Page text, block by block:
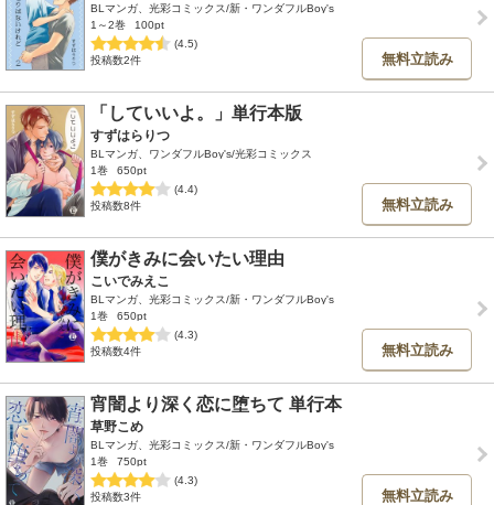
BLマンガ、光彩コミックス/新・ワンダフルBoy's
1～2巻
100pt
(4.5)
投稿数2件
無料立読み
「していいよ。」単行本版
すずはらりつ
BLマンガ、ワンダフルBoy's/光彩コミックス
1巻
650pt
(4.4)
投稿数8件
無料立読み
僕がきみに会いたい理由
こいでみえこ
BLマンガ、光彩コミックス/新・ワンダフルBoy's
1巻
650pt
(4.3)
投稿数4件
無料立読み
宵闇より深く恋に堕ちて 単行本
草野こめ
BLマンガ、光彩コミックス/新・ワンダフルBoy's
1巻
750pt
(4.3)
投稿数3件
無料立読み